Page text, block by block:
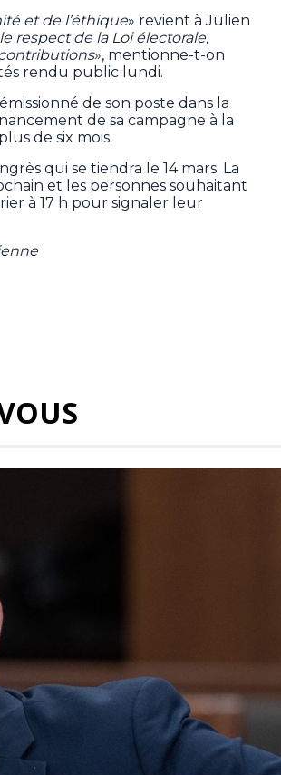
et de l’éthique» revient à Julien
respect de la Loi électorale,
», mentionne-t-on
rendu public lundi.
de son poste dans la
de sa campagne à la
de six mois.
qui se tiendra le 14 mars. La
et les personnes souhaitant
à 17 h pour signaler leur